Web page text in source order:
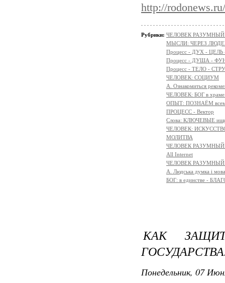
http://
Рубрики: ЧЕЛОВЕК РАЗУМНЫЙ:
МЫСЛИ: ЧЕРЕЗ
Процесс - ДУХ -
Процесс - ДУША -
Процесс - ТЕЛО -
ЧЕЛОВЕК: СОЦИУМ
А. Ознакомиться
ЧЕЛОВЕК: БОГ в
ОПЫТ: ПОЗНАЁМ всем
ПРОЦЕСС - Вектор
Слова: КЛЮЧЕВЫЕ
ЧЕЛОВЕК:
МОЛИТВА
ЧЕЛОВЕК РАЗУМНЫЙ:
All Internet
ЧЕЛОВЕК
A. Людська думка і мова
БОГ: в единстве -
КАК
Понедельник, 07